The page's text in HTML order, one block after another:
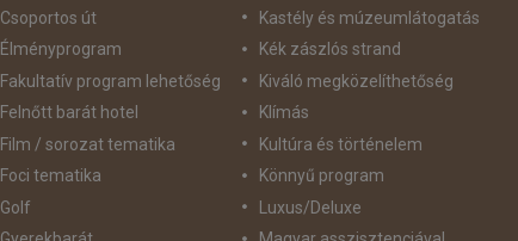
Csoportos út
Élményprogram
Fakultatív program lehetőség
Felnőtt barát hotel
Film / sorozat tematika
Foci tematika
Golf
Kastély és múzeumlátogatás
Kék zászlós strand
Kiváló megközelíthetőség
Klímás
Kultúra és történelem
Könnyű program
Luxus/Deluxe